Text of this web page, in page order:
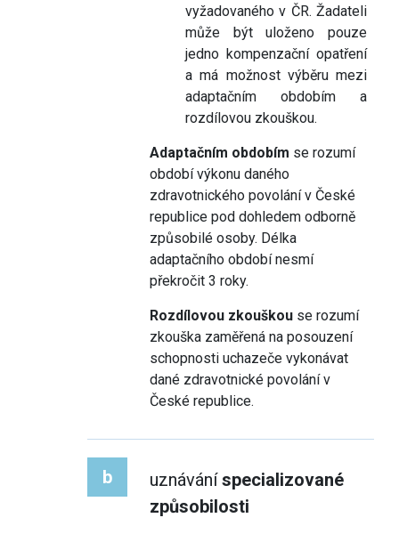
vyžadovaného v ČR. Žadateli
může být uloženo pouze
jedno kompenzační opatření
a má možnost výběru mezi
adaptačním obdobím a
rozdílovou zkouškou.
Adaptačním obdobím se rozumí
období výkonu daného
zdravotnického povolání v České
republice pod dohledem odborně
způsobilé osoby. Délka
adaptačního období nesmí
překročit 3 roky.
Rozdílovou zkouškouse rozumí
zkouška zaměřená na posouzení
schopnosti uchazeče vykonávat
dané zdravotnické povolání v
České republice.
b uznáváníspecializované
způsobilosti